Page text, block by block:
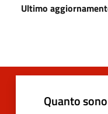
Ultimo
Quanto